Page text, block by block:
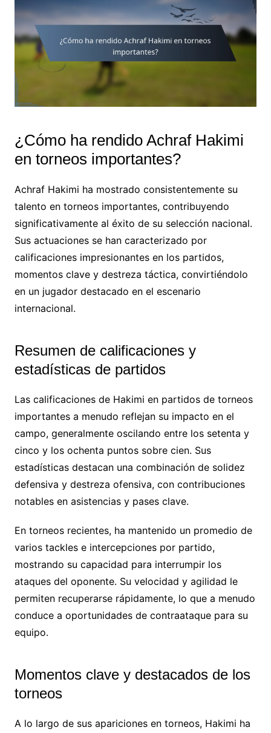
¿Cómo ha rendido Achraf Hakimi
en torneos importantes?
Achraf Hakimi ha mostrado consistentemente su
talento en torneos importantes, contribuyendo
significativamente al éxito de su selección nacional.
Sus actuaciones se han caracterizado por
calificaciones impresionantes en los partidos,
momentos clave y destreza táctica, convirtiéndolo
en un jugador destacado en el escenario
internacional.
Resumen de calificaciones y
estadísticas de partidos
Las calificaciones de Hakimi en partidos de torneos
importantes a menudo reflejan su impacto en el
campo, generalmente oscilando entre los setenta y
cinco y los ochenta puntos sobre cien. Sus
estadísticas destacan una combinación de solidez
defensiva y destreza ofensiva, con contribuciones
notables en asistencias y pases clave.
En torneos recientes, ha mantenido un promedio de
varios tackles e intercepciones por partido,
mostrando su capacidad para interrumpir los
ataques del oponente. Su velocidad y agilidad le
permiten recuperarse rápidamente, lo que a menudo
conduce a oportunidades de contraataque para su
equipo.
Momentos clave y destacados de los
torneos
A lo largo de sus apariciones en torneos, Hakimi ha